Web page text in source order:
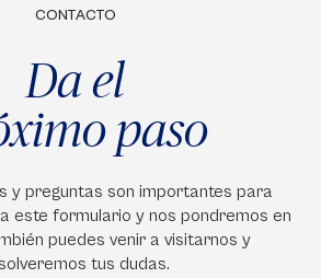
CONTACTO
Da el
paso
y preguntas son importantes para
este formulario y nos pondremos en
puedes venir a visitarnos y
tus dudas.